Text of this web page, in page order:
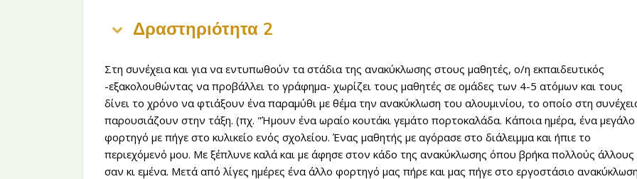
Δραστηριότητα 2
Στη συνέχεια και για να εντυπωθούν τα στάδια της ανακύκλωσης στους μαθητές, ο/η εκπαιδευτικός
-εξακολουθώντας να προβάλλει το γράφημα- χωρίζει τους μαθητές σε ομάδες των 4-5 ατόμων και τους
δίνει το χρόνο να φτιάξουν ένα παραμύθι με θέμα την ανακύκλωση του αλουμινίου, το οποίο στη
παρουσιάζουν στην τάξη. (πχ. "Ήμουν ένα ωραίο κουτάκι γεμάτο πορτοκαλάδα. Κάποια ημέρα, ένα μεγάλο
φορτηγό με πήγε στο κυλικείο ενός σχολείου. Ένας μαθητής με αγόρασε στο διάλειμμα και ήπιε το
περιεχόμενό μου. Με ξέπλυνε καλά και με άφησε στον κάδο της ανακύκλωσης όπου βρήκα πολλούς άλλους
σαν κι εμένα. Μετά από λίγες ημέρες ένα άλλο φορτηγό μας πήρε και μας πήγε στο εργοστάσιο